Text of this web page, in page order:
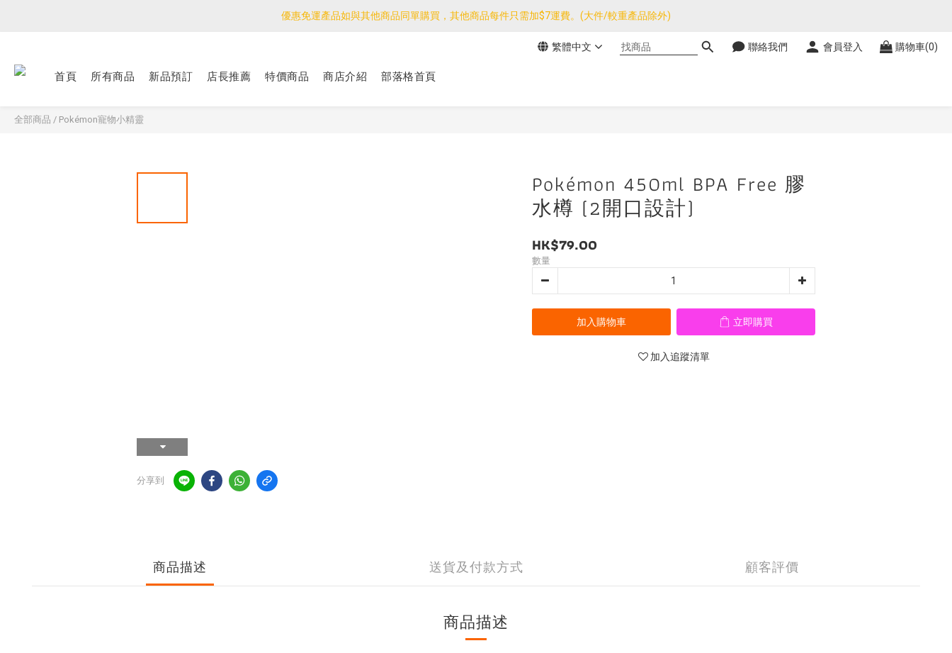
優惠免運產品如與其他商品同單購買，其他商品每件只需加$7運費。(大件/較重產品除外)
優惠免運產品如與其他商品同單購買，其他商品每件只需加$7運費。(大件/較重產品除外)
<公告>感謝支持！我們團隊由30/7~12/8外訪搜羅新產品，期間網店訂單處理及客服服務暫停，門市正常營業。
優惠免運產品如與其他商品同單購買，其他商品每件只需加$7運費。(大件/較重產品除外)
繁體中文 聯絡我們 會員登入 購物車(0)
首頁 所有商品 新品預訂 店長推薦 特價商品 商店介紹 部落格首頁
全部商品 / Pokémon寵物小精靈
分享到
Pokémon 450ml BPA Free 膠
水樽 (2開口設計)
HK$79.00
數量
加入購物車 立即購買
加入追蹤清單
商品描述 送貨及付款方式 顧客評價
商品描述